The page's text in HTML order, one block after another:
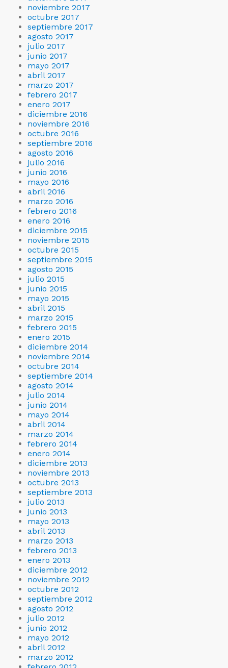
noviembre 2017
octubre 2017
septiembre 2017
agosto 2017
julio 2017
junio 2017
mayo 2017
abril 2017
marzo 2017
febrero 2017
enero 2017
diciembre 2016
noviembre 2016
octubre 2016
septiembre 2016
agosto 2016
julio 2016
junio 2016
mayo 2016
abril 2016
marzo 2016
febrero 2016
enero 2016
diciembre 2015
noviembre 2015
octubre 2015
septiembre 2015
agosto 2015
julio 2015
junio 2015
mayo 2015
abril 2015
marzo 2015
febrero 2015
enero 2015
diciembre 2014
noviembre 2014
octubre 2014
septiembre 2014
agosto 2014
julio 2014
junio 2014
mayo 2014
abril 2014
marzo 2014
febrero 2014
enero 2014
diciembre 2013
noviembre 2013
octubre 2013
septiembre 2013
julio 2013
junio 2013
mayo 2013
abril 2013
marzo 2013
febrero 2013
enero 2013
diciembre 2012
noviembre 2012
octubre 2012
septiembre 2012
agosto 2012
julio 2012
junio 2012
mayo 2012
abril 2012
marzo 2012